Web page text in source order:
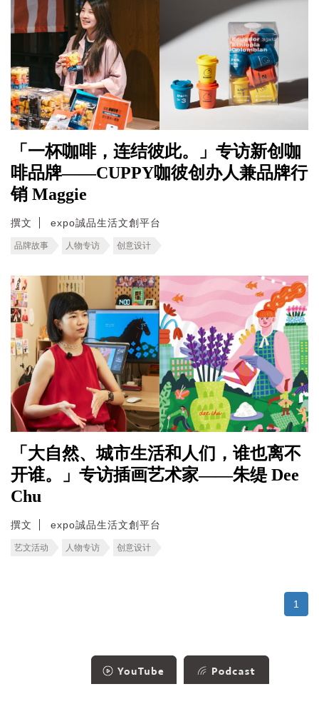
「一杯咖啡，连结彼此。」专访新创咖
啡品牌——CUPPY咖彼创办人兼品牌行
销 Maggie
撰文 expo誠品生活文創平台
品牌故事 人物专访 创意设计
「大自然、城市生活和人们，谁也离不
开谁。」专访插画艺术家——朱缇 Dee
Chu
撰文 expo誠品生活文創平台
艺文活动 人物专访 创意设计
1